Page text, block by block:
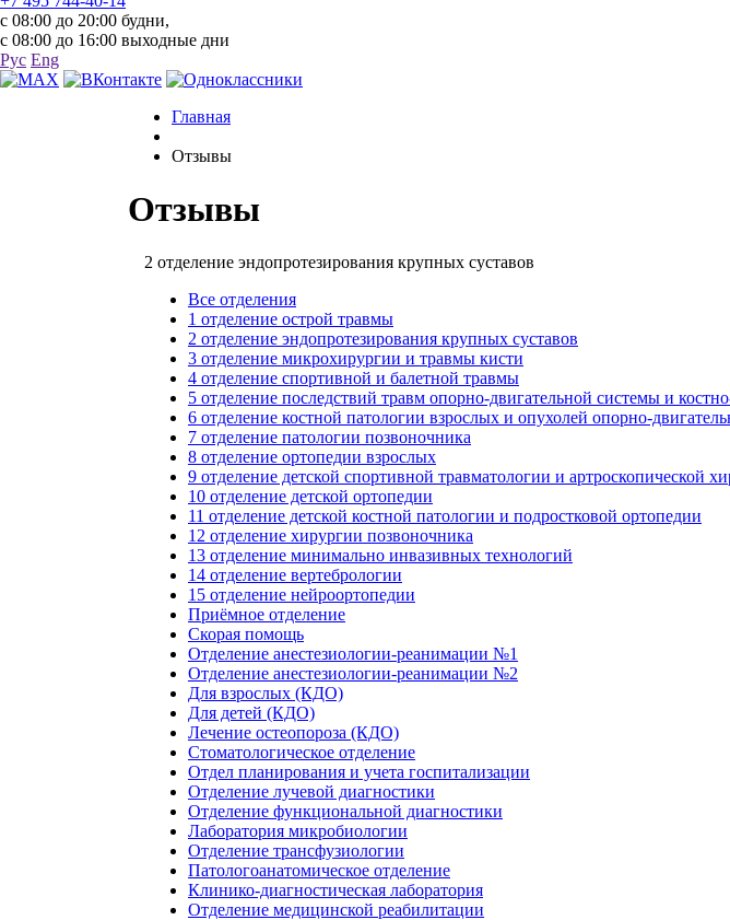
с 08:00 до 20:00 будни,
с 08:00 до 16:00 выходные дни
Рус Eng
Главная
Отзывы
Отзывы
2 отделение эндопротезирования крупных суставов
Все отделения
1 отделение острой травмы
2 отделение эндопротезирования крупных суставов
3 отделение микрохирургии и травмы кисти
4 отделение спортивной и балетной травмы
5 отделение последствий травм опорно-двигательной системы и
6 отделение костной патологии взрослых и опухолей опорно-
7 отделение патологии позвоночника
8 отделение ортопедии взрослых
9 отделение детской спортивной травматологии и артроскопической
10 отделение детской ортопедии
11 отделение детской костной патологии и подростковой ортопедии
12 отделение хирургии позвоночника
13 отделение минимально инвазивных технологий
14 отделение вертебрологии
15 отделение нейроортопедии
Приёмное отделение
Скорая помощь
Отделение анестезиологии-реанимации №1
Отделение анестезиологии-реанимации №2
Для взрослых (КДО)
Для детей (КДО)
Лечение остеопороза (КДО)
Стоматологическое отделение
Отдел планирования и учета госпитализации
Отделение лучевой диагностики
Отделение функциональной диагностики
Лаборатория микробиологии
Отделение трансфузиологии
Патологоанатомическое отделение
Клинико-диагностическая лаборатория
Отделение медицинской реабилитации